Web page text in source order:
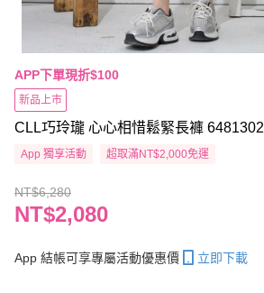
APP下單現折$100
新品上市
CLL巧玲瓏 心心相惜鬆緊長褲 6481302
App 獨享活動 超取滿NT$2,000免運
NT$6,280
NT$2,080
App 結帳可享專屬活動優惠價 立即下載